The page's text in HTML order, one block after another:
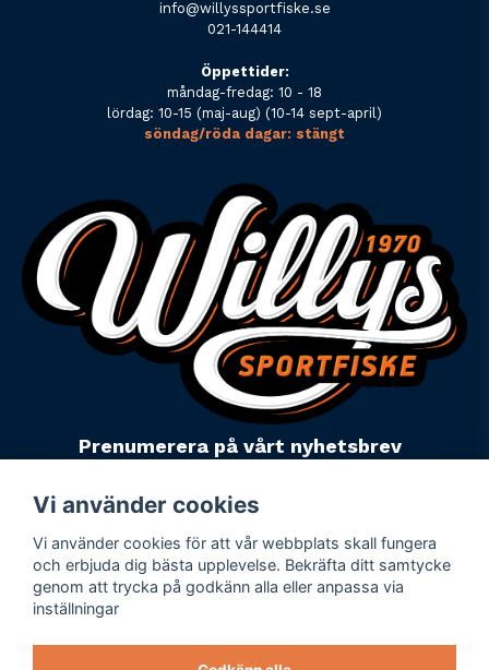
info@willyssportfiske.se
021-144414
Öppettider:
måndag-fredag: 10 - 18
lördag: 10-15 (maj-aug) (10-14 sept-april)
söndag/röda dagar: stängt
Prenumerera på vårt nyhetsbrev
Powered by Nyehandel AB
Företagsuppgifter
Vi använder cookies
Vi använder cookies för att vår webbplats skall fungera
och erbjuda dig bästa upplevelse. Bekräfta ditt samtycke
genom att trycka på godkänn alla eller anpassa via
inställningar